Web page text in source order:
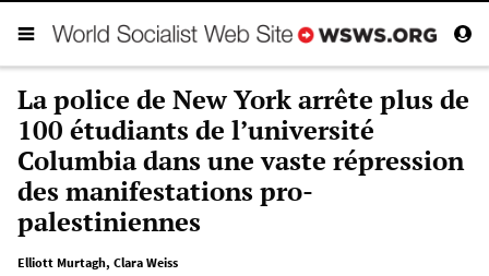
La police de New York arrête plus de
100 étudiants de l’université
Columbia dans une vaste répression
des manifestations pro-
palestiniennes
Elliott Murtagh, Clara Weiss